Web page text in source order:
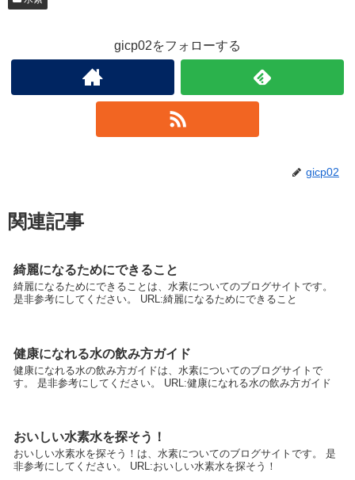
gicp02をフォローする
gicp02
関連記事
綺麗になるためにできること
綺麗になるためにできることは、水素についてのブログサイトです。
是非参考にしてください。 URL:綺麗になるためにできること
健康になれる水の飲み方ガイド
健康になれる水の飲み方ガイドは、水素についてのブログサイトで
す。 是非参考にしてください。 URL:健康になれる水の飲み方ガイド
おいしい水素水を探そう！
おいしい水素水を探そう！は、水素についてのブログサイトです。 是
非参考にしてください。 URL:おいしい水素水を探そう！